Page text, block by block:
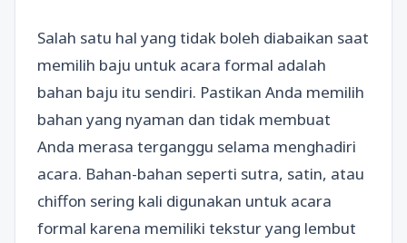
Salah satu hal yang tidak boleh diabaikan saat
memilih baju untuk acara formal adalah
bahan baju itu sendiri. Pastikan Anda memilih
bahan yang nyaman dan tidak membuat
Anda merasa terganggu selama menghadiri
acara. Bahan-bahan seperti sutra, satin, atau
chiffon sering kali digunakan untuk acara
formal karena memiliki tekstur yang lembut